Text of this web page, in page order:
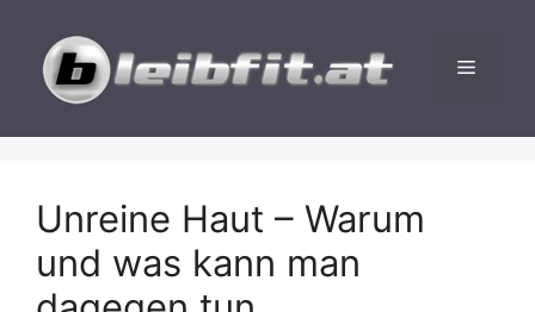
Inhalt
springen
Menü
Unreine Haut – Warum
und was kann man